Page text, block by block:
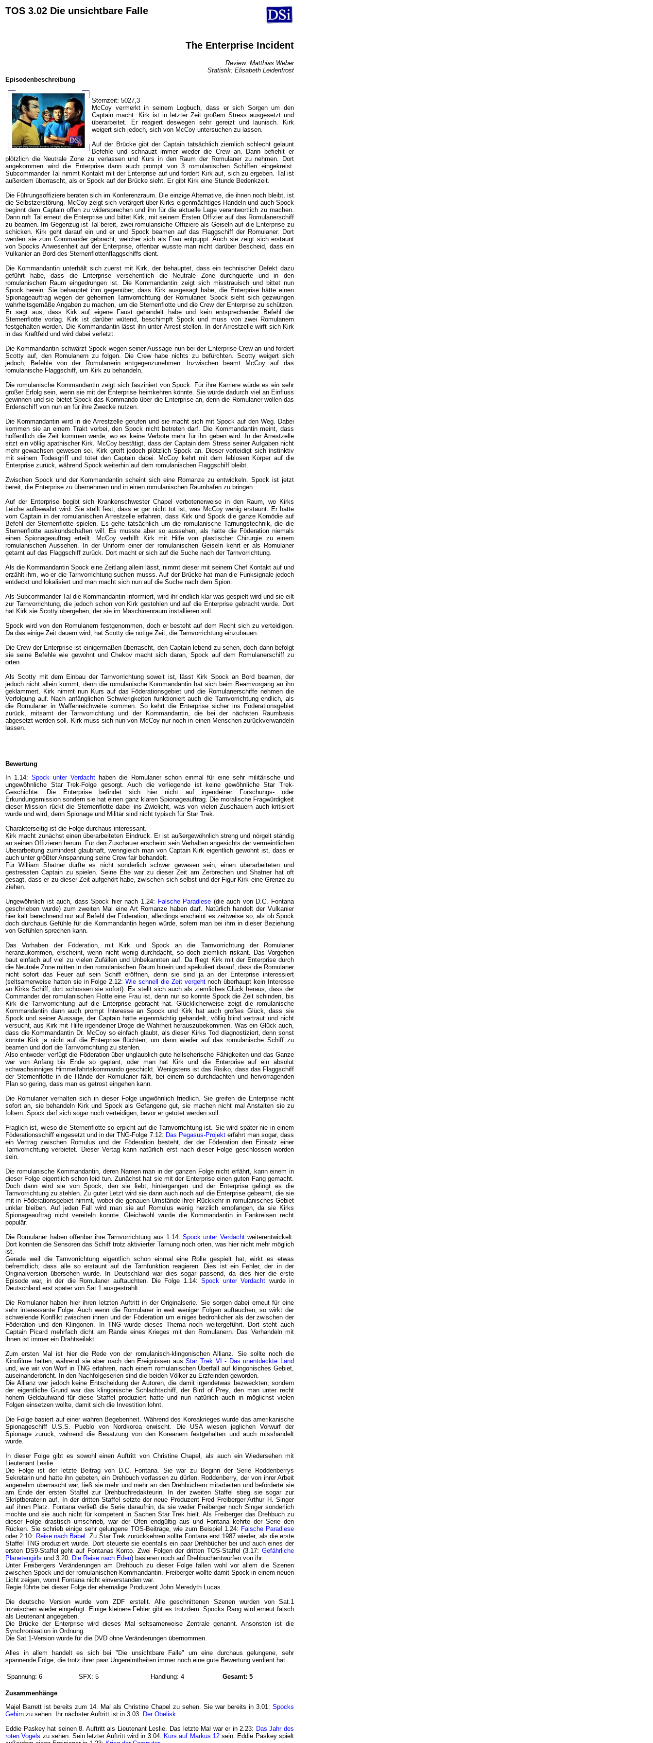
TOS 3.02 Die unsichtbare Falle
The Enterprise Incident
Review: Matthias Weber
Statistik: Elisabeth Leidenfrost
Episodenbeschreibung
Sternzeit: 5027,3
McCoy vermerkt in seinem Logbuch, dass er sich Sorgen um den
Captain macht. Kirk ist in letzter Zeit großem Stress ausgesetzt und
überarbeitet. Er reagiert deswegen sehr gereizt und launisch. Kirk
weigert sich jedoch, sich von McCoy untersuchen zu lassen.
Auf der Brücke gibt der Captain tatsächlich ziemlich schlecht gelaunt
Befehle und schnauzt immer wieder die Crew an. Dann befiehlt er
plötzlich die Neutrale Zone zu verlassen und Kurs in den Raum der Romulaner zu nehmen. Dort
angekommen wird die Enterprise dann auch prompt von 3 romulanischen Schiffen eingekreist.
Subcommander Tal nimmt Kontakt mit der Enterprise auf und fordert Kirk auf, sich zu ergeben. Tal ist
außerdem überrascht, als er Spock auf der Brücke sieht. Er gibt Kirk eine Stunde Bedenkzeit.
Die Führungsoffiziere beraten sich im Konferenzraum. Die einzige Alternative, die ihnen noch bleibt, ist
die Selbstzerstörung. McCoy zeigt sich verärgert über Kirks eigenmächtiges Handeln und auch Spock
beginnt dem Captain offen zu widersprechen und ihn für die aktuelle Lage verantwortlich zu machen.
Dann ruft Tal erneut die Enterprise und bittet Kirk, mit seinem Ersten Offizier auf das Romulanerschiff
zu beamen. Im Gegenzug ist Tal bereit, zwei romulansiche Offiziere als Geiseln auf die Enterprise zu
schicken. Kirk geht darauf ein und er und Spock beamen auf das Flaggschiff der Romulaner. Dort
werden sie zum Commander gebracht, welcher sich als Frau entpuppt. Auch sie zeigt sich erstaunt
von Spocks Anwesenheit auf der Enterprise, offenbar wusste man nicht darüber Bescheid, dass ein
Vulkanier an Bord des Sternenflottenflaggschiffs dient.
Die Kommandantin unterhält sich zuerst mit Kirk, der behauptet, dass ein technischer Defekt dazu
geführt habe, dass die Enterprise versehentlich die Neutrale Zone durchquerte und in den
romulanischen Raum eingedrungen ist. Die Kommandantin zeigt sich misstrauisch und bittet nun
Spock herein. Sie behauptet ihm gegenüber, dass Kirk ausgesagt habe, die Enterprise hätte einen
Spionageauftrag wegen der geheimen Tarnvorrichtung der Romulaner. Spock sieht sich gezwungen
wahrheitsgemäße Angaben zu machen, um die Sternenflotte und die Crew der Enterprise zu schützen.
Er sagt aus, dass Kirk auf eigene Faust gehandelt habe und kein entsprechender Befehl der
Sternenflotte vorlag. Kirk ist darüber wütend, beschimpft Spock und muss von zwei Romulanern
festgehalten werden. Die Kommandantin lässt ihn unter Arrest stellen. In der Arrestzelle wirft sich Kirk
in das Kraftfeld und wird dabei verletzt.
Die Kommandantin schwärzt Spock wegen seiner Aussage nun bei der Enterprise-Crew an und fordert
Scotty auf, den Romulanern zu folgen. Die Crew habe nichts zu befürchten. Scotty weigert sich
jedoch, Befehle von der Romulanerin entgegenzunehmen. Inzwischen beamt McCoy auf das
romulanische Flaggschiff, um Kirk zu behandeln.
Die romulanische Kommandantin zeigt sich fasziniert von Spock. Für ihre Karriere würde es ein sehr
großer Erfolg sein, wenn sie mit der Enterprise heimkehren könnte. Sie würde dadurch viel an Einfluss
gewinnen und sie bietet Spock das Kommando über die Enterprise an, denn die Romulaner wollen das
Erdenschiff von nun an für ihre Zwecke nutzen.
Die Kommandantin wird in die Arrestzelle gerufen und sie macht sich mit Spock auf den Weg. Dabei
kommen sie an einem Trakt vorbei, den Spock nicht betreten darf. Die Kommandantin meint, dass
hoffentlich die Zeit kommen werde, wo es keine Verbote mehr für ihn geben wird. In der Arrestzelle
sitzt ein völlig apathischer Kirk. McCoy bestätigt, dass der Captain dem Stress seiner Aufgaben nicht
mehr gewachsen gewesen sei. Kirk greift jedoch plötzlich Spock an. Dieser verteidigt sich instinktiv
mit seinem Todesgriff und tötet den Captain dabei. McCoy kehrt mit dem leblosen Körper auf die
Enterprise zurück, während Spock weiterhin auf dem romulanischen Flaggschiff bleibt.
Zwischen Spock und der Kommandantin scheint sich eine Romanze zu entwickeln. Spock ist jetzt
bereit, die Enterprise zu übernehmen und in einen romulanischen Raumhafen zu bringen.
Auf der Enterprise begibt sich Krankenschwester Chapel verbotenerweise in den Raum, wo Kirks
Leiche aufbewahrt wird. Sie stellt fest, dass er gar nicht tot ist, was McCoy wenig erstaunt. Er hatte
vom Captain in der romulanischen Arrestzelle erfahren, dass Kirk und Spock die ganze Komödie auf
Befehl der Sternenflotte spielen. Es gehe tatsächlich um die romulanische Tarnungstechnik, die die
Sternenflotte auskundschaften will. Es musste aber so aussehen, als hätte die Föderation niemals
einen Spionageauftrag erteilt. McCoy verhilft Kirk mit Hilfe von plastischer Chirurgie zu einem
romulanischen Aussehen. In der Uniform einer der romulanischen Geiseln kehrt er als Romulaner
getarnt auf das Flaggschiff zurück. Dort macht er sich auf die Suche nach der Tarnvorrichtung.
Als die Kommandantin Spock eine Zeitlang allein lässt, nimmt dieser mit seinem Chef Kontakt auf und
erzählt ihm, wo er die Tarnvorrichtung suchen musss. Auf der Brücke hat man die Funksignale jedoch
entdeckt und lokalisiert und man macht sich nun auf die Suche nach dem Spion.
Als Subcommander Tal die Kommandantin informiert, wird ihr endlich klar was gespielt wird und sie eilt
zur Tarnvorrichtung, die jedoch schon von Kirk gestohlen und auf die Enterprise gebracht wurde. Dort
hat Kirk sie Scotty übergeben, der sie im Maschinenraum installieren soll.
Spock wird von den Romulanern festgenommen, doch er besteht auf dem Recht sich zu verteidigen.
Da das einige Zeit dauern wird, hat Scotty die nötige Zeit, die Tarnvorrichtung einzubauen.
Die Crew der Enterprise ist einigermaßen überrascht, den Captain lebend zu sehen, doch dann befolgt
sie seine Befehle wie gewohnt und Chekov macht sich daran, Spock auf dem Romulanerschiff zu
orten.
Als Scotty mit dem Einbau der Tarnvorrichtung soweit ist, lässt Kirk Spock an Bord beamen, der
jedoch nicht allein kommt, denn die romulanische Kommandantin hat sich beim Beamvorgang an ihn
geklammert. Kirk nimmt nun Kurs auf das Föderationsgebiet und die Romulanerschiffe nehmen die
Verfolgung auf. Nach anfänglichen Schwierigkeiten funktioniert auch die Tarnvorrichtung endlich, als
die Romulaner in Waffenreichweite kommen. So kehrt die Enterprise sicher ins Föderationsgebiet
zurück, mitsamt der Tarnvorrichtung und der Kommandantin, die bei der nächsten Raumbasis
abgesetzt werden soll. Kirk muss sich nun von McCoy nur noch in einen Menschen zurückverwandeln
lassen.
Bewertung
In 1.14:Spock unter Verdacht haben die Romulaner schon einmal für eine sehr militärische und
ungewöhnliche Star Trek-Folge gesorgt. Auch die vorliegende ist keine gewöhnliche Star Trek-
Geschichte. Die Enterprise befindet sich hier nicht auf irgendeiner Forschungs- oder
Erkundungsmission sondern sie hat einen ganz klaren Spionageauftrag. Die moralische Fragwürdigkeit
dieser Mission rückt die Sternenflotte dabei ins Zwielicht, was von vielen Zuschauern auch kritisiert
wurde und wird, denn Spionage und Militär sind nicht typisch für Star Trek.
Charakterseitig ist die Folge durchaus interessant.
Kirk macht zunächst einen überarbeiteten Eindruck. Er ist außergewöhnlich streng und nörgelt ständig
an seinen Offizieren herum. Für den Zuschauer erscheint sein Verhalten angesichts der vermeintlichen
Überarbeitung zumindest glaubhaft, wenngleich man von Captain Kirk eigentlich gewohnt ist, dass er
auch unter größter Anspannung seine Crew fair behandelt.
Für William Shatner dürfte es nicht sonderlich schwer gewesen sein, einen überarbeiteten und
gestressten Captain zu spielen. Seine Ehe war zu dieser Zeit am Zerbrechen und Shatner hat oft
gesagt, dass er zu dieser Zeit aufgehört habe, zwischen sich selbst und der Figur Kirk eine Grenze zu
ziehen.
Ungewöhnlich ist auch, dass Spock hier nach 1.24: Falsche Paradiese (die auch von D.C. Fontana
geschrieben wurde) zum zweiten Mal eine Art Romanze haben darf. Natürlich handelt der Vulkanier
hier kalt berechnend nur auf Befehl der Föderation, allerdings erscheint es zeitweise so, als ob Spock
doch durchaus Gefühle für die Kommandantin hegen würde, sofern man bei ihm in dieser Beziehung
von Gefühlen sprechen kann.
Das Vorhaben der Föderation, mit Kirk und Spock an die Tarnvorrichtung der Romulaner
heranzukommen, erscheint, wenn nicht wenig durchdacht, so doch ziemlich riskant. Das Vorgehen
baut einfach auf viel zu vielen Zufällen und Unbekannten auf. Da fliegt Kirk mit der Enterprise durch
die Neutrale Zone mitten in den romulanischen Raum hinein und spekuliert darauf, dass die Romulaner
nicht sofort das Feuer auf sein Schiff eröffnen, denn sie sind ja an der Enterprise interessiert
(seltsamerweise hatten sie in Folge 2.12:Wie schnell die Zeit vergehtnoch überhaupt kein Interesse
an Kirks Schiff, dort schossen sie sofort). Es stellt sich auch als ziemliches Glück heraus, dass der
Commander der romulanischen Flotte eine Frau ist, denn nur so konnte Spock die Zeit schinden, bis
Kirk die Tarnvorrichtung auf die Enterprise gebracht hat. Glücklicherweise zeigt die romulanische
Kommandantin dann auch prompt Interesse an Spock und Kirk hat auch großes Glück, dass sie
Spock und seiner Aussage, der Captain hätte eigenmächtig gehandelt, völlig blind vertraut und nicht
versucht, aus Kirk mit Hilfe irgendeiner Droge die Wahrheit herauszubekommen. Was ein Glück auch,
dass die Kommandantin Dr. McCoy so einfach glaubt, als dieser Kirks Tod diagnostiziert, denn sonst
könnte Kirk ja nicht auf die Enterprise flüchten, um dann wieder auf das romulanische Schiff zu
beamen und dort die Tarnvorrichtung zu stehlen.
Also entweder verfügt die Föderation über unglaublich gute hellseherische Fähigkeiten und das Ganze
war von Anfang bis Ende so geplant, oder man hat Kirk und die Enterprise auf ein absolut
schwachsinniges Himmelfahrtskommando geschickt. Wenigstens ist das Risiko, dass das Flaggschiff
der Sternenflotte in die Hände der Romulaner fällt, bei einem so durchdachten und hervorragenden
Plan so gering, dass man es getrost eingehen kann.
Die Romulaner verhalten sich in dieser Folge ungwöhnlich friedlich. Sie greifen die Enterprise nicht
sofort an, sie behandeln Kirk und Spock als Gefangene gut, sie machen nicht mal Anstalten sie zu
foltern. Spock darf sich sogar noch verteidigen, bevor er getötet werden soll.
Fraglich ist, wieso die Sternenflotte so erpicht auf die Tarnvorrichtung ist. Sie wird später nie in einem
Föderationsschiff eingesetzt und in der TNG-Folge 7.12: Das Pegasus-Projekterfährt man sogar, dass
ein Vertrag zwischen Romulus und der Föderation besteht, der der Föderation den Einsatz einer
Tarnvorrichtung verbietet. Dieser Vertag kann natürlich erst nach dieser Folge geschlossen worden
sein.
Die romulanische Kommandantin, deren Namen man in der ganzen Folge nicht erfährt, kann einem in
dieser Folge eigentlich schon leid tun. Zunächst hat sie mit der Enterprise einen guten Fang gemacht.
Doch dann wird sie von Spock, den sie liebt, hintergangen und der Enterprise gelingt es die
Tarnvorrichtung zu stehlen. Zu guter Letzt wird sie dann auch noch auf die Enterprise gebeamt, die sie
mit in Föderationsgebiet nimmt, wobei die genauen Umstände ihrer Rückkehr in romulanisches Gebiet
unklar bleiben. Auf jeden Fall wird man sie auf Romulus wenig herzlich empfangen, da sie Kirks
Spionageauftrag nicht vereiteln konnte. Gleichwohl wurde die Kommandantin in Fankreisen recht
populär.
Die Romulaner haben offenbar ihre Tarnvorrichtung aus 1.14:Spock unter Verdachtweiterentwickelt.
Dort konnten die Sensoren das Schiff trotz aktivierter Tarnung noch orten, was hier nicht mehr möglich
ist.
Gerade weil die Tarnvorrichtung eigentlich schon einmal eine Rolle gespielt hat, wirkt es etwas
befremdlich, dass alle so erstaunt auf die Tarnfunktion reagieren. Dies ist ein Fehler, der in der
Originalversion übersehen wurde. In Deutschland war dies sogar passend, da dies hier die erste
Episode war, in der die Romulaner auftauchten. Die Folge 1.14:Spock unter Verdacht wurde in
Deutschland erst später von Sat.1 ausgestrahlt.
Die Romulaner haben hier ihren letzten Auftritt in der Originalserie. Sie sorgen dabei erneut für eine
sehr interessante Folge. Auch wenn die Romulaner in weit weniger Folgen auftauchen, so wirkt der
schwelende Konflikt zwischen ihnen und der Föderation um einiges bedrohlicher als der zwischen der
Föderation und den Klingonen. In TNG wurde dieses Thema noch weitergeführt. Dort steht auch
Captain Picard mehrfach dicht am Rande eines Krieges mit den Romulanern. Das Verhandeln mit
ihnen ist immer ein Drahtseilakt.
Zum ersten Mal ist hier die Rede von der romulanisch-klingonischen Allianz. Sie sollte noch die
Kinofilme halten, während sie aber nach den Ereignissen ausStar Trek VI - Das unentdeckte Land
und, wie wir von Worf in TNG erfahren, nach einem romulanischen Überfall auf klingonisches Gebiet,
auseinanderbricht. In den Nachfolgeserien sind die beiden Völker zu Erzfeinden geworden.
Die Allianz war jedoch keine Entscheidung der Autoren, die damit irgendetwas bezweckten, sondern
der eigentliche Grund war das klingonische Schlachtschiff, der Bird of Prey, den man unter recht
hohem Geldaufwand für diese Staffel produziert hatte und nun natürlich auch in möglichst vielen
Folgen einsetzen wollte, damit sich die Investition lohnt.
Die Folge basiert auf einer wahren Begebenheit. Während des Koreakrieges wurde das amerikanische
Spionageschiff U.S.S. Pueblo von Nordkorea erwischt. Die USA wiesen jeglichen Vorwurf der
Spionage zurück, während die Besatzung von den Koreanern festgehalten und auch misshandelt
wurde.
In dieser Folge gibt es sowohl einen Auftritt von Christine Chapel, als auch ein Wiedersehen mit
Lieutenant Leslie.
Die Folge ist der letzte Beitrag von D.C. Fontana. Sie war zu Beginn der Serie Roddenberrys
Sekretärin und hatte ihn gebeten, ein Drehbuch verfassen zu dürfen. Roddenberry, der von ihrer Arbeit
angenehm überrascht war, ließ sie mehr und mehr an den Drehbüchern mitarbeiten und beförderte sie
am Ende der ersten Staffel zur Drehbuchredakteurin. In der zweiten Staffel stieg sie sogar zur
Skriptberaterin auf. In der dritten Staffel setzte der neue Produzent Fred Freiberger Arthur H. Singer
auf ihren Platz. Fontana verließ die Serie daraufhin, da sie weder Freiberger noch Singer sonderlich
mochte und sie auch nicht für kompetent in Sachen Star Trek hielt. Als Freiberger das Drehbuch zu
dieser Folge drastisch umschrieb, war der Ofen endgültig aus und Fontana kehrte der Serie den
Rücken. Sie schrieb einige sehr gelungene TOS-Beiträge, wie zum Beispiel 1.24: Falsche Paradiese
oder 2.10: Reise nach Babel
. Zu Star Trek zurückkehren sollte Fontana erst 1987 wieder, als die erste
Staffel TNG produziert wurde. Dort steuerte sie ebenfalls ein paar Drehbücher bei und auch eines der
ersten DS9-Staffel geht auf Fontanas Konto. Zwei Folgen der dritten TOS-Staffel (3.17: Gefährliche
Planetengirls und 3.20: Die Reise nach Eden) basieren noch auf Drehbuchentwürfen von ihr.
Unter Freibergers Veränderungen am Drehbuch zu dieser Folge fallen wohl vor allem die Szenen
zwischen Spock und der romulanischen Kommandantin. Freiberger wollte damit Spock in einem neuen
Licht zeigen, womit Fontana nicht einverstanden war.
Regie führte bei dieser Folge der ehemalige Produzent John Meredyth Lucas.
Die deutsche Version wurde vom ZDF erstellt. Alle geschnittenen Szenen wurden von Sat.1
inzwischen wieder eingefügt. Einige kleinere Fehler gibt es trotzdem. Spocks Rang wird erneut falsch
als Lieutenant angegeben.
Die Brücke der Enterprise wird dieses Mal seltsamerweise Zentrale genannt. Ansonsten ist die
Synchronisation in Ordnung.
Die Sat.1-Version wurde für die DVD ohne Veränderungen übernommen.
Alles in allem handelt es sich bei "Die unsichtbare Falle" um eine durchaus gelungene, sehr
spannende Folge, die trotz ihrer paar Ungereimtheiten immer noch eine gute Bewertung verdient hat.
Spannung: 6 SFX: 5 Handlung: 4 Gesamt: 5
Zusammenhänge
Majel Barrett ist bereits zum 14. Mal als Christine Chapel zu sehen. Sie war bereits in 3.01: Spocks
Gehirn zu sehen. Ihr nächster Auftritt ist in 3.03: Der Obelisk.
Eddie Paskey hat seinen 8. Auftritt als Lieutenant Leslie. Das letzte Mal war er in 2.23: Das Jahr des
roten Vogels zu sehen. Sein letzter Auftritt wird in 3.04: Kurs auf Markus 12sein. Eddie Paskey spielt